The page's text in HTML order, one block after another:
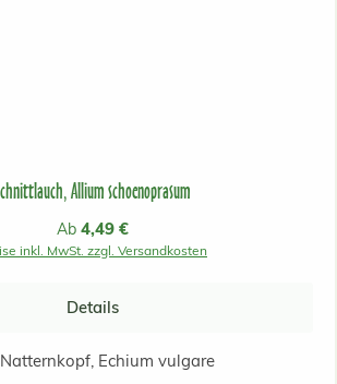
Allium schoenoprasum
Regulärer Preis:
Ab 4,49 €
inkl. MwSt. zzgl. Versandkosten
Details